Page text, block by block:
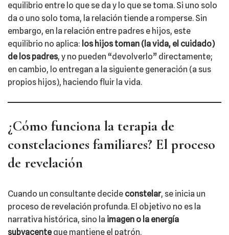
equilibrio entre lo que se da y lo que se toma. Si uno solo
da o uno solo toma, la relación tiende a romperse. Sin
embargo, en la relación entre padres e hijos, este
equilibrio no aplica: los hijos toman (la vida, el cuidado)
de los padres, y no pueden “devolverlo” directamente;
en cambio, lo entregan a la siguiente generación (a sus
propios hijos), haciendo fluir la vida.
¿Cómo funciona la terapia de
constelaciones familiares? El proceso
de revelación
Cuando un consultante decide constelar, se inicia un
proceso de revelación profunda. El objetivo no es la
narrativa histórica, sino la imagen o la energía
subyacenteque mantiene el patrón.